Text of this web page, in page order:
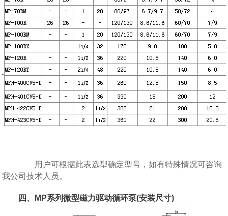
用户可根据此表选型确定型号，如有特殊情况可咨询
我公司技术人员。
四、MP系列微型磁力驱动循环泵(安装尺寸)